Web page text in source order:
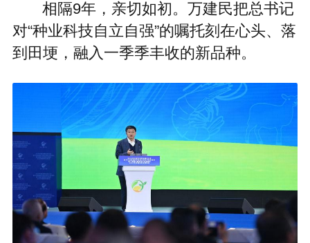
相隔9年，亲切如初。万建民把总书记
对“种业科技自立自强”的嘱托刻在心头、落
到田埂，融入一季季丰收的新品种。